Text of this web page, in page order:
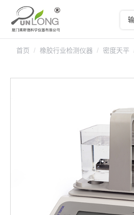
首页 橡胶行业检测仪器 密度天平